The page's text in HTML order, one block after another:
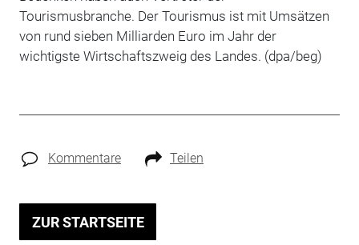
Tourismusbranche. Der Tourismus ist mit Umsätzen
von rund sieben Milliarden Euro im Jahr der
wichtigste Wirtschaftszweig des Landes. (dpa/beg)
Kommentare Teilen
ZUR STARTSEITE